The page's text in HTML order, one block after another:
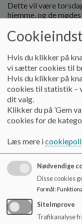
Dette vil være
hjemme, og de
Ønsker
Der afholdes
hvilke tanker eleven
kan eks. være i
relationer. Der er
kammerater, man
samtaler. Dette
opfylde minimum et
Efter elevsamtalerne
op imod de nye
opmærksomheder
Der laves altså ikke
Efter den nye
Hvis du klikker på
vi sætter cookies til
Hvis du klikker på
cookies til statistik –
dit valg.
Klikker du på ’Gem
cookies for de
Læs mere i
Nødvendige
Disse cookies
Formål:
SiteImprove
Trafikanalyse